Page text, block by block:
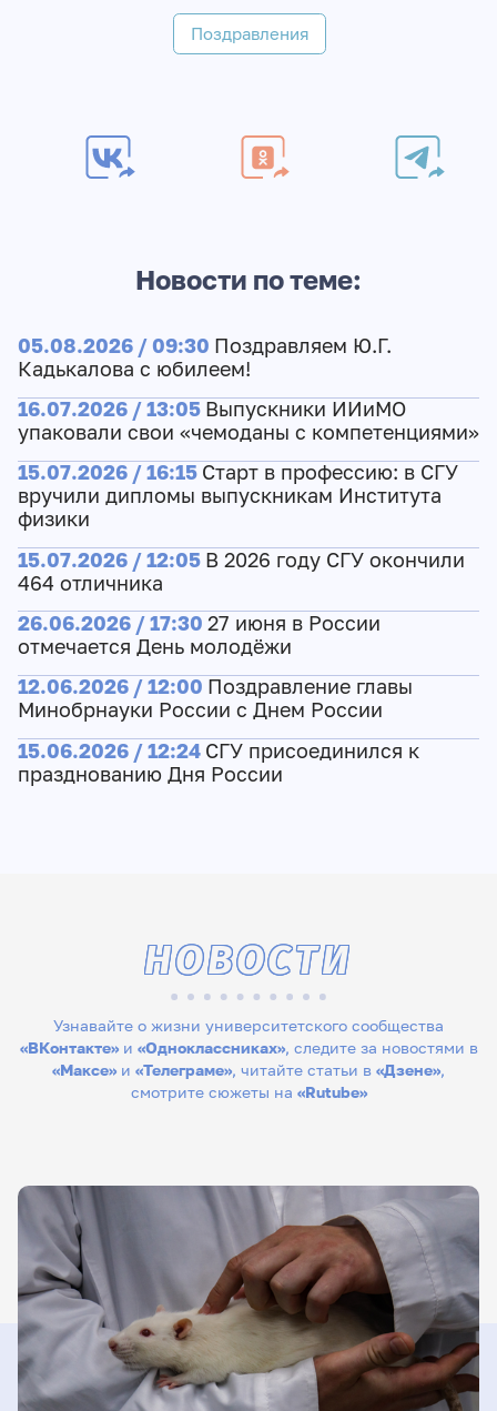
Поздравления
Новости по теме:
05.08.2026 / 09:30 Поздравляем Ю.Г.
Кадькалова с юбилеем!
16.07.2026 / 13:05 Выпускники ИИиМО
упаковали свои «чемоданы с компетенциями»
15.07.2026 / 16:15 Старт в профессию: в СГУ
вручили дипломы выпускникам Института
физики
15.07.2026 / 12:05 В 2026 году СГУ окончили
464 отличника
26.06.2026 / 17:30 27 июня в России
отмечается День молодёжи
12.06.2026 / 12:00 Поздравление главы
Минобрнауки России с Днем России
15.06.2026 / 12:24 СГУ присоединился к
празднованию Дня России
Узнавайте о жизни университетского сообщества
«ВКонтакте»и «Одноклассниках», следите за новостями в
«Максе» и «Телеграме», читайте статьи в «Дзене»,
смотрите сюжеты на «Rutube»
НОВОСТИ